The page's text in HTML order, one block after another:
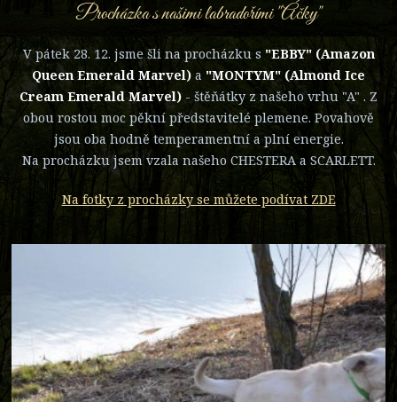
Procházka s našimi labradořími "Áčky"
V pátek 28. 12. jsme šli na procházku s "EBBY" (Amazon
Queen Emerald Marvel) a "MONTYM" (Almond Ice
Cream Emerald Marvel) - štěňátky z našeho vrhu "A" . Z
obou rostou moc pěkní představitelé plemene. Povahově
jsou oba hodně temperamentní a plní energie.
Na procházku jsem vzala našeho CHESTERA a SCARLETT.
Na fotky z procházky se můžete podívat ZDE